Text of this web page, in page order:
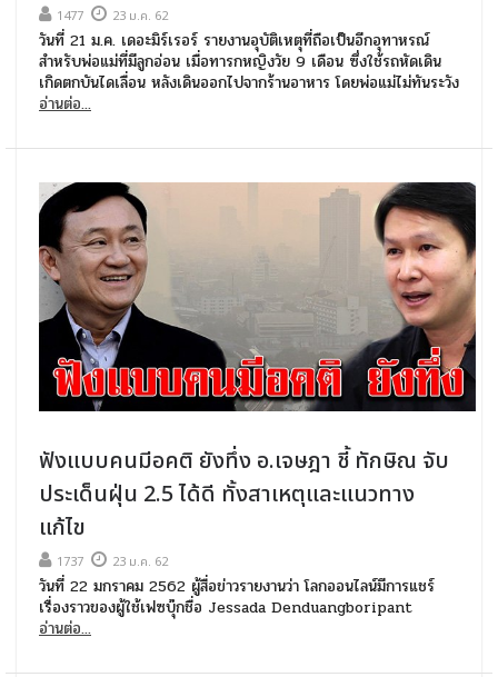
1477 23 ม.ค. 62
วันที่ 21 ม.ค. เดอะมิร์เรอร์ รายงานอุบัติเหตุที่ถือเป็นอีกอุทาหรณ์
สำหรับพ่อแม่ที่มีลูกอ่อน เมื่อทารกหญิงวัย 9 เดือน ซึ่งใช้รถหัดเดิน
เกิดตกบันไดเลื่อน หลังเดินออกไปจากร้านอาหาร โดยพ่อแม่ไม่ทันระวัง
อ่านต่อ...
ฟังแบบคนมีอคติ ยังทึ่ง อ.เจษฎา ชี้ ทักษิณ จับ
ประเด็นฝุ่น 2.5 ได้ดี ทั้งสาเหตุและแนวทาง
แก้ไข
1737 23 ม.ค. 62
วันที่ 22 มกราคม 2562 ผู้สื่อข่าวรายงานว่า โลกออนไลน์มีการแชร์
เรื่องราวของผู้ใช้เฟซบุ๊กชื่อ Jessada Denduangboripant
อ่านต่อ...